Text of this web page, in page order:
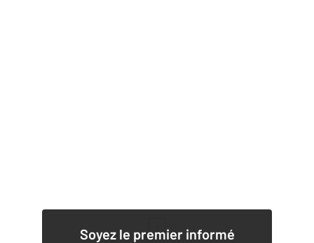
Soyez le premier informé